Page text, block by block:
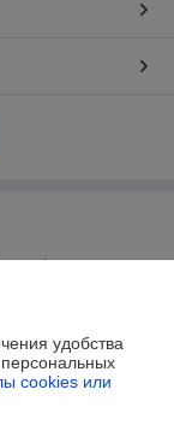
Анатольевна
удобства
cookies или